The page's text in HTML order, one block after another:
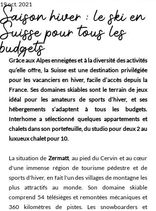
Saison hiver : le ski en
Suisse pour tous les
budgets
19 oct. 2021
Grâce aux Alpes enneigées et à la diversité des activités
qu’elle offre, la Suisse est une destination privilégiée
pour les vacanciers en hiver, facile d’accès depuis la
France. Ses domaines skiables sont le terrain de jeux
idéal pour les amateurs de sports d’hiver, et ses
hébergements s’adaptent à tous les budgets.
Interhome a sélectionné quelques appartements et
chalets dans son portefeuille, du studio pour deux 2 au
luxueux chalet pour 10.
La situation de Zermatt, au pied du Cervin et au cœur
d'une immense région de tourisme pédestre et de
sports d'hiver, en fait l'un des villages de montagne les
plus attractifs au monde. Son domaine skiable
comprend 54 télésièges et remontées mécaniques et
360 kilomètres de pistes. Les snowboarders et